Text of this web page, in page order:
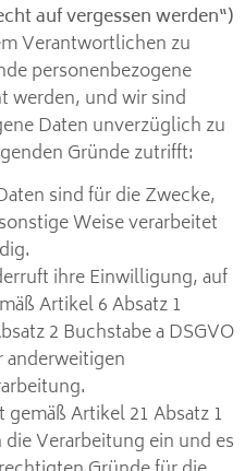
auf vergessen werden“)
Verantwortlichen zu
personenbezogene
werden, und wir sind
Daten unverzüglich zu
Gründe zutrifft:
sind für die Zwecke,
Weise verarbeitet
ihre Einwilligung, auf
Artikel 6 Absatz 1
2 Buchstabe a DSGVO
anderweitigen
Artikel 21 Absatz 1
Verarbeitung ein und es